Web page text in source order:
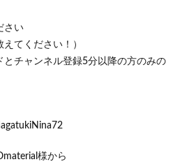
さい
てください！）
とチャンネル登録5分以降の方のみの
様から